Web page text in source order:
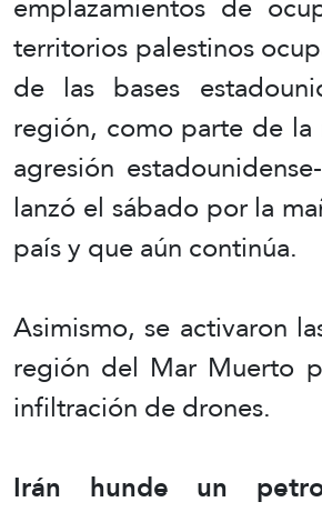
territorios palestinos
de las bases
región, como parte de la
agresión
lanzó el sábado por la
país y que aún continúa.
Asimismo, se activaron
región del Mar Muerto
infiltración de drones.
Irán hunde un